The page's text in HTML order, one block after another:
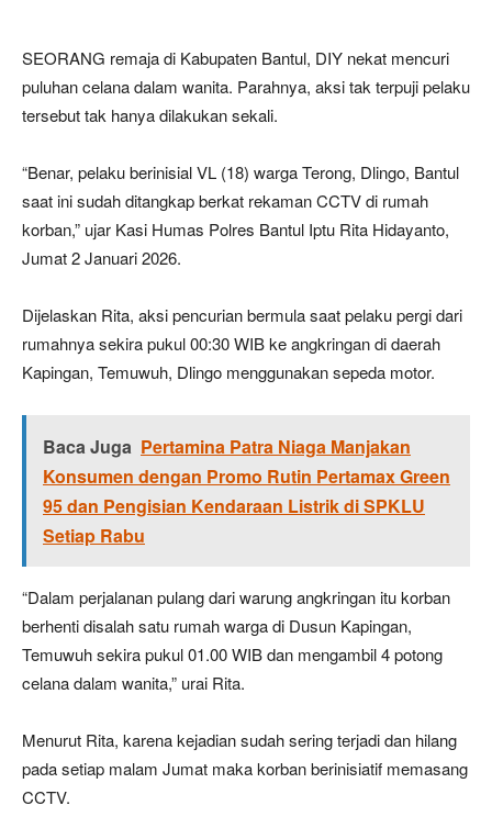
SEORANG remaja di Kabupaten Bantul, DIY nekat mencuri
puluhan celana dalam wanita. Parahnya, aksi tak terpuji pelaku
tersebut tak hanya dilakukan sekali.
“Benar, pelaku berinisial VL (18) warga Terong, Dlingo, Bantul
saat ini sudah ditangkap berkat rekaman CCTV di rumah
korban,” ujar Kasi Humas Polres Bantul Iptu Rita Hidayanto,
Jumat 2 Januari 2026.
Dijelaskan Rita, aksi pencurian bermula saat pelaku pergi dari
rumahnya sekira pukul 00:30 WIB ke angkringan di daerah
Kapingan, Temuwuh, Dlingo menggunakan sepeda motor.
Baca Juga Pertamina Patra Niaga Manjakan
Konsumen dengan Promo Rutin Pertamax Green
95 dan Pengisian Kendaraan Listrik di SPKLU
Setiap Rabu
“Dalam perjalanan pulang dari warung angkringan itu korban
berhenti disalah satu rumah warga di Dusun Kapingan,
Temuwuh sekira pukul 01.00 WIB dan mengambil 4 potong
celana dalam wanita,” urai Rita.
Menurut Rita, karena kejadian sudah sering terjadi dan hilang
pada setiap malam Jumat maka korban berinisiatif memasang
CCTV.